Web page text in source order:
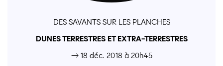
DES SAVANTS SUR LES PLANCHES
DUNES TERRESTRES ET EXTRA-TERRESTRES
→ 18 déc. 2018 à 20h45